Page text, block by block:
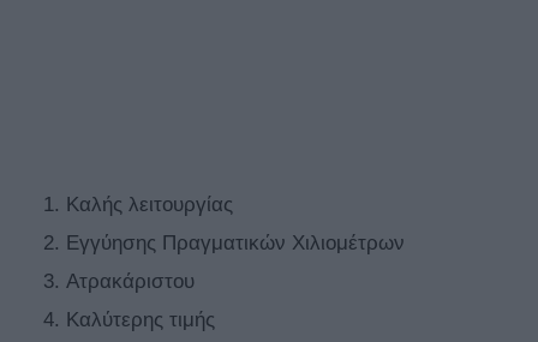
Καλής λειτουργίας
Εγγύησης Πραγματικών Χιλιομέτρων
Ατρακάριστου
Καλύτερης τιμής